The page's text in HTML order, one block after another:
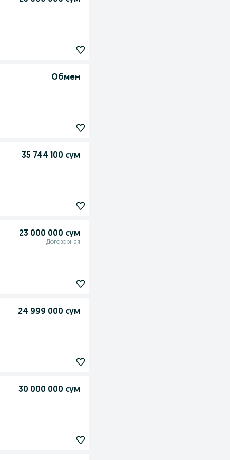
Обмен
35 744 100 сум
23 000 000 сум
Договорная
24 999 000 сум
30 000 000 сум